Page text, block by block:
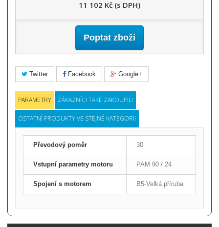
11 102 Kč (s DPH)
Poptat zboží
Twitter Facebook Google+
PARAMETRY ZÁKAZNÍCI TAKÉ ZAKOUPILI
OSTATNÍ PRODUKTY VE STEJNÉ KATEGORII
Převodový poměr 30
Vstupní parametry motoru PAM 90 / 24
Spojení s motorem B5-Velká příruba